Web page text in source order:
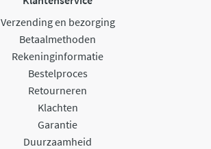
Verzending en bezorging
Betaalmethoden
Rekeninginformatie
Bestelproces
Retourneren
Klachten
Garantie
Duurzaamheid